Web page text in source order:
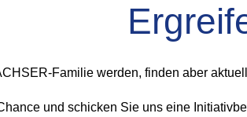
Familie werden, finden aber
und schicken Sie uns eine